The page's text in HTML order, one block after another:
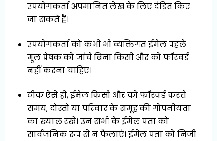
उपयोगकर्ता अपमानित लेख के लिए दंडित किए
जा सकते हैं।
उपयोगकर्ता को कभी भी व्यक्तिगत ईमेल पहले
मूल प्रेषक को जांचे बिना किसी और को फॉरवर्ड
नहीं करना चाहिए।
ठीक ऐसे ही, ईमेल किसी और को फॉरवर्ड करते
समय, दोस्तों या परिवार के समूह की गोपनीयता
का ख्याल रखें। उन सभी के ईमेल पता को
सार्वजनिक रूप से न फैलाएं। ईमेल पता को निजी